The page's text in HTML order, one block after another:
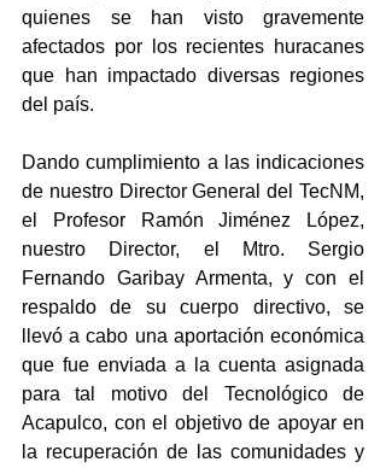
quienes se han visto gravemente
afectados por los recientes huracanes
que han impactado diversas regiones
del país.
Dando cumplimiento a las indicaciones
de nuestro Director General del TecNM,
el Profesor Ramón Jiménez López,
nuestro Director, el Mtro. Sergio
Fernando Garibay Armenta, y con el
respaldo de su cuerpo directivo, se
llevó a cabo una aportación económica
que fue enviada a la cuenta asignada
para tal motivo del Tecnológico de
Acapulco, con el objetivo de apoyar en
la recuperación de las comunidades y